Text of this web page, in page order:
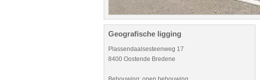
Geografische ligging
Plassendaalsesteenweg 17
8400 Oostende Bredene